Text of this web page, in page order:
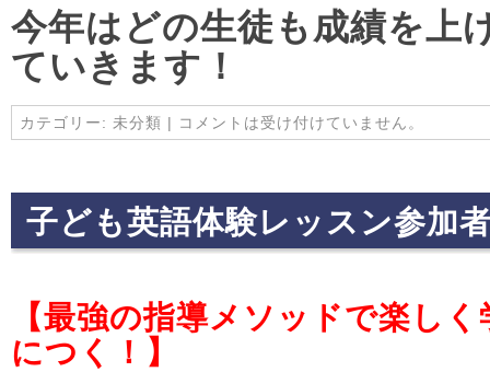
今年はどの生徒も成績を上
ていきます！
カテゴリー: 未分類 | コメントは受け付けていません。
子ども英語体験レッスン参加
【最強の指導メソッドで楽し
につく
！】